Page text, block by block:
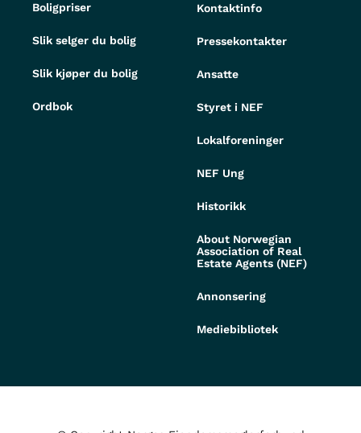
Boligpriser
Slik selger du bolig
Slik kjøper du bolig
Ordbok
Kontaktinfo
Pressekontakter
Ansatte
Styret i NEF
Lokalforeninger
NEF Ung
Historikk
About Norwegian
Association of Real
Estate Agents (NEF)
Annonsering
Mediebibliotek